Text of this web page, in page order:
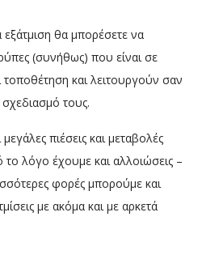
εξάτμιση θα μπορέσετε να
(συνήθως) που είναι σε
τοποθέτηση και λειτουργούν σαν
τους.
πιέσεις και μεταβολές
το λόγο έχουμε και αλλοιώσεις –
φορές μπορούμε και
με ακόμα και με αρκετά